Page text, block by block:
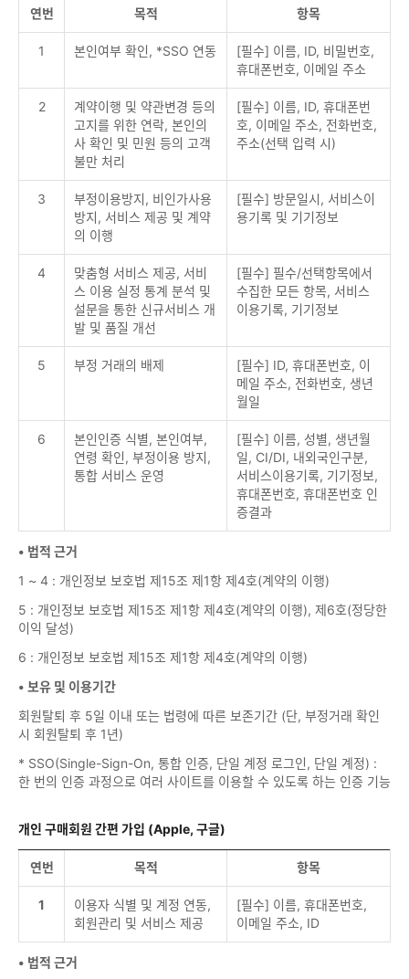
연번 목적 항목
1 본인여부 확인, *SSO 연동
[필수] 이름, ID, 비밀번호,
휴대폰번호, 이메일 주소
2
계약이행 및 약관변경 등의
고지를 위한 연락, 본인의
사 확인 및 민원 등의 고객
불만 처리
[필수] 이름, ID, 휴대폰번
호, 이메일 주소, 전화번호,
주소(선택 입력 시)
3
부정이용방지, 비인가사용
방지, 서비스 제공 및 계약
의 이행
[필수] 방문일시, 서비스이
용기록 및 기기정보
4
맞춤형 서비스 제공, 서비
스 이용 실정 통계 분석 및
설문을 통한 신규서비스 개
발 및 품질 개선
[필수] 필수/선택항목에서
수집한 모든 항목, 서비스
이용기록, 기기정보
5 부정 거래의 배제
[필수] ID, 휴대폰번호, 이
메일 주소, 전화번호, 생년
월일
6
본인인증 식별, 본인여부,
연령 확인, 부정이용 방지,
통합 서비스 운영
[필수] 이름, 성별, 생년월
일, CI/DI, 내외국인구분,
서비스이용기록, 기기정보,
휴대폰번호, 휴대폰번호 인
증결과
• 법적 근거
1 ~ 4 : 개인정보 보호법 제15조 제1항 제4호(계약의 이행)
5 : 개인정보 보호법 제15조 제1항 제4호(계약의 이행), 제6호(정당한
이익 달성)
6 : 개인정보 보호법 제15조 제1항 제4호(계약의 이행)
• 보유 및 이용기간
회원탈퇴 후 5일 이내 또는 법령에 따른 보존기간 (단, 부정거래 확인
시 회원탈퇴 후 1년)
* SSO(Single-Sign-On, 통합 인증, 단일 계정 로그인, 단일 계정) :
한 번의 인증 과정으로 여러 사이트를 이용할 수 있도록 하는 인증 기능
개인 구매회원 간편 가입 (Apple, 구글)
연번 목적 항목
1
이용자 식별 및 계정 연동,
회원관리 및 서비스 제공
[필수] 이름, 휴대폰번호,
이메일 주소, ID
• 법적 근거